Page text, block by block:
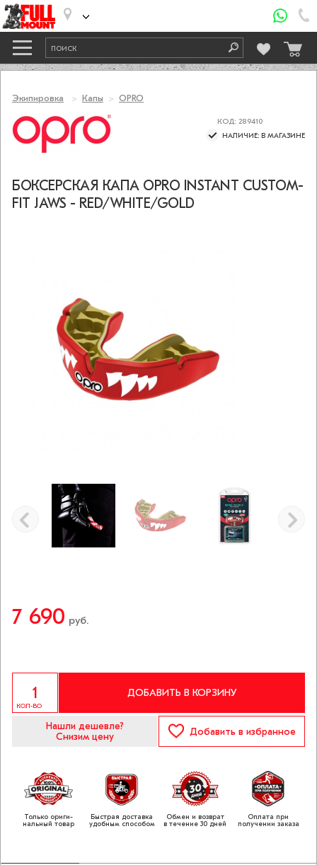
Экипировка Капы OPRO
КОД: 289410
НАЛИЧИЕ: В МАГАЗИНЕ
БОКСЕРСКАЯ КАПА OPRO INSTANT CUSTOM-
FIT JAWS - RED/WHITE/GOLD
7 690 руб.
КОЛ-ВО
ДОБАВИТЬ В КОРЗИНУ
Нашли дешевле?
Снизим цену
Добавить в избранное
Только ориги­
нальный товар
Быстрая доставка
удобным способом
Обмен и возврат
в течение 30 дней
Оплата при
получении заказа